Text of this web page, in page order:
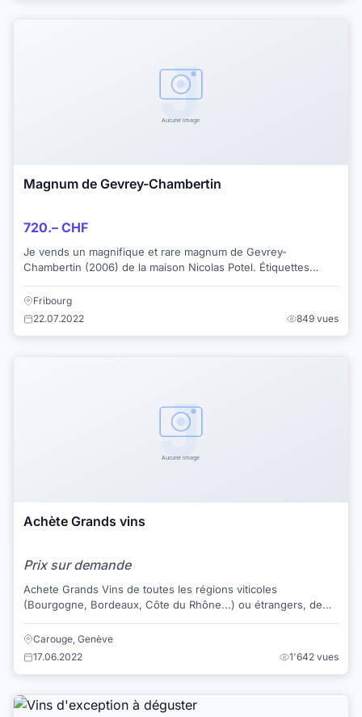
Magnum de Gevrey-Chambertin
720.– CHF
Je vends un magnifique et rare magnum de Gevrey-
Chambertin (2006) de la maison Nicolas Potel. Étiquettes
Fribourg
22.07.2022
849 vues
Achète Grands vins
Prix sur demande
Achete Grands Vins de toutes les régions viticoles
(Bourgogne, Bordeaux, Côte du Rhône...) ou étrangers, de
Champagnes et spiritueux, de tout millésim...
Carouge, Genève
17.06.2022
1'642 vues